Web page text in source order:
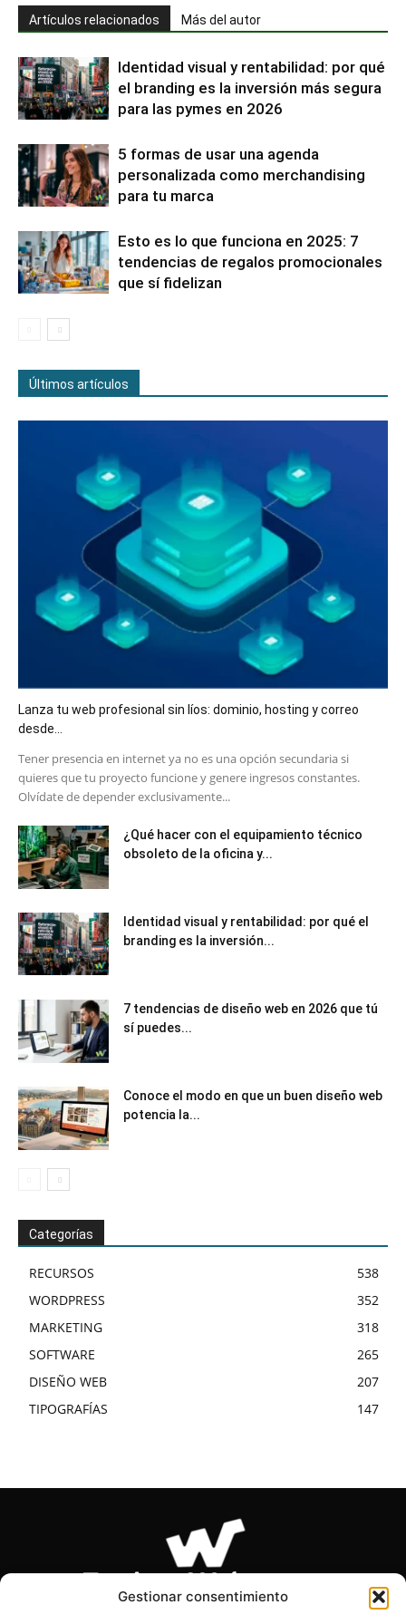
Gestionar consentimiento
Artículos relacionados Más del autor
Identidad visual y rentabilidad: por qué
el branding es la inversión más segura
para las pymes en 2026
5 formas de usar una agenda
personalizada como merchandising
para tu marca
Esto es lo que funciona en 2025: 7
tendencias de regalos promocionales
que sí fidelizan
Últimos artículos
Lanza tu web profesional sin líos: dominio, hosting y correo
desde...
​Tener presencia en internet ya no es una opción secundaria si
quieres que tu proyecto funcione y genere ingresos constantes.
Olvídate de depender exclusivamente...
¿Qué hacer con el equipamiento técnico
obsoleto de la oficina y...
Identidad visual y rentabilidad: por qué el
branding es la inversión...
7 tendencias de diseño web en 2026 que tú
sí puedes...
Conoce el modo en que un buen diseño web
potencia la...
Categorías
RECURSOS
538
WORDPRESS
352
MARKETING
318
SOFTWARE
265
DISEÑO WEB
207
TIPOGRAFÍAS
147